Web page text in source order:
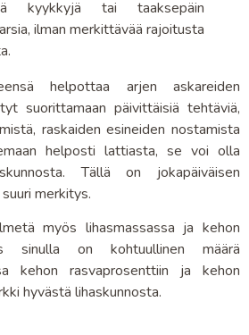
kyykkyjä tai taaksepäin
ilman merkittävää rajoitusta
helpottaa arjen askareiden
suorittamaan päivittäisiä tehtäviä,
raskaiden esineiden nostamista
helposti lattiasta, se voi olla
Tällä on jokapäiväisen
merkitys.
myös lihasmassassa ja kehon
sinulla on kohtuullinen määrä
kehon rasvaprosenttiin ja kehon
hyvästä lihaskunnosta.